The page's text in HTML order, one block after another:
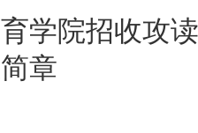
学院招收攻
章